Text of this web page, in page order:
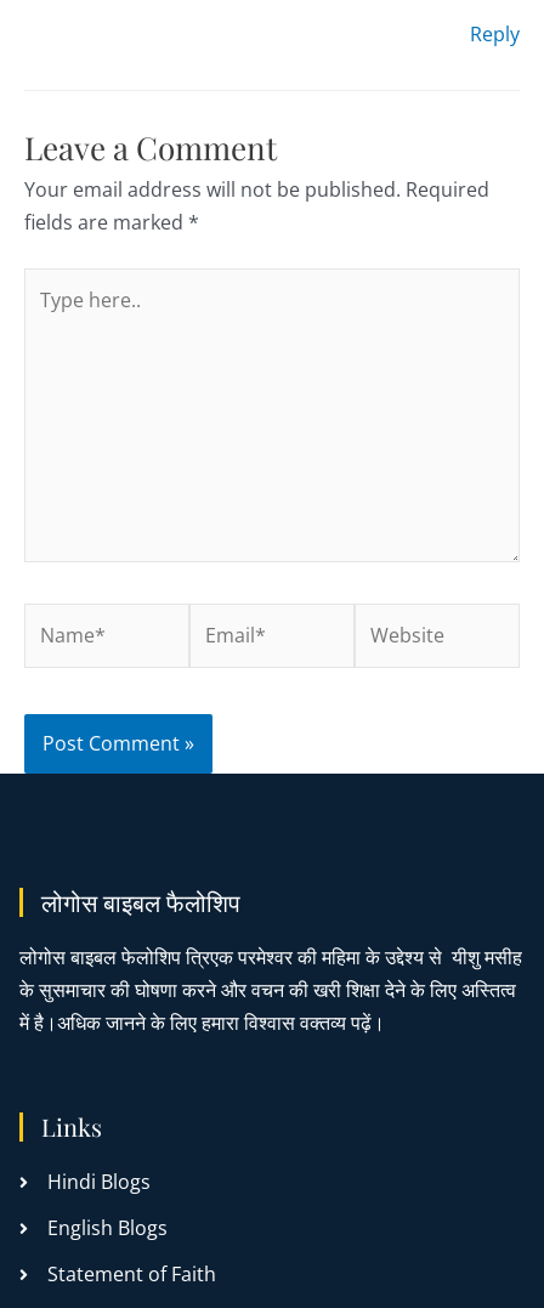
Reply
Leave a Comment
Your email address will not be published. Required
fields are marked *
लोगोस बाइबल फैलोशिप
लोगोस बाइबल फेलोशिप त्रिएक परमेश्वर की महिमा के उद्देश्य से यीशु मसीह
के सुसमाचार की घोषणा करने और वचन की खरी शिक्षा देने के लिए अस्तित्व
में है।अधिक जानने के लिए हमारा विश्वास वक्तव्य पढ़ें।
Links
Hindi Blogs
English Blogs
Statement of Faith